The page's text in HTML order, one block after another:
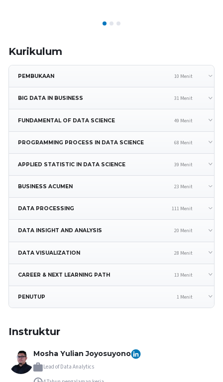
1 2 3
Kurikulum
PEMBUKAAN 10 Menit
BIG DATA IN BUSINESS 31 Menit
FUNDAMENTAL OF DATA SCIENCE 49 Menit
PROGRAMMING PROCESS IN DATA SCIENCE 68 Menit
APPLIED STATISTIC IN DATA SCIENCE 39 Menit
BUSINESS ACUMEN 23 Menit
DATA PROCESSING 111 Menit
DATA INSIGHT AND ANALYSIS 20 Menit
DATA VISUALIZATION 28 Menit
CAREER & NEXT LEARNING PATH 13 Menit
PENUTUP 1 Menit
Instruktur
Mosha Yulian Joyosuyono
Lead of Data Analytics